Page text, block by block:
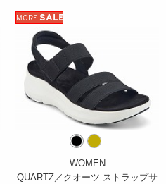
MORE SALE
WOMEN
QUARTZ／クオーツ ストラップサ